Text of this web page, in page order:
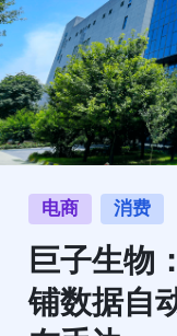
电商 消费
巨子生物
铺数据自